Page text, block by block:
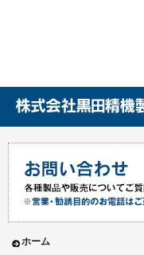
ホーム